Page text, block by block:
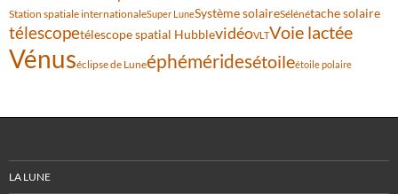
Station spatiale internationaleSuper LuneSystème solaireSélénétache solaire
télescopetélescope spatial HubblevidéoVLTVoie lactée
Vénuséclipse de Luneéphéméridesétoileétoile polaire
LA LUNE